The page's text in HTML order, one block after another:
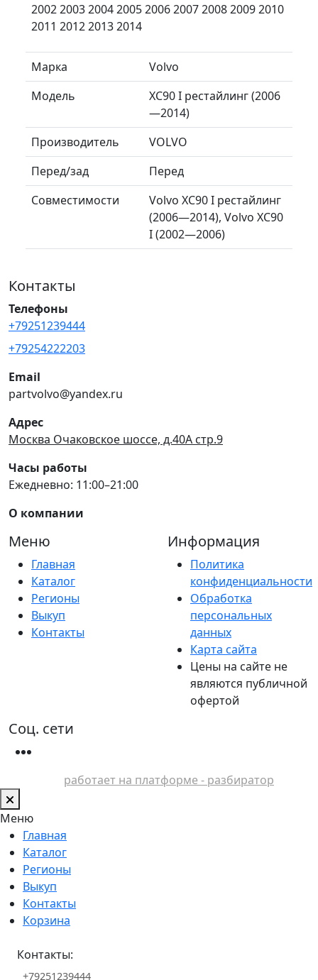
2002 2003 2004 2005 2006 2007 2008 2009 2010
2011 2012 2013 2014
Марка
Volvo
Модель
XC90 I рестайлинг (2006
—2014)
Производитель
VOLVO
Перед/зад
Перед
Совместимости
Volvo XC90 I рестайлинг
(2006—2014), Volvo XC90
I (2002—2006)
Контакты
Телефоны
+79251239444
+79254222203
Email
partvolvo@yandex.ru
Адрес
Москва Очаковское шоссе, д.40А стр.9
Часы работы
Ежедневно: 11:00–21:00
О компании
Меню
Главная
Каталог
Регионы
Выкуп
Контакты
Информация
Политика
конфиденциальности
Обработка
персональных
данных
Карта сайта
Цены на сайте не
являются публичной
офертой
Соц. сети
работает на платформе - разбиратор
Меню
Главная
Каталог
Регионы
Выкуп
Контакты
Корзина
Контакты:
+79251239444